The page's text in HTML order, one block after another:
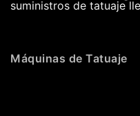
suministros de tatuaje
Máquinas de Tatuaje